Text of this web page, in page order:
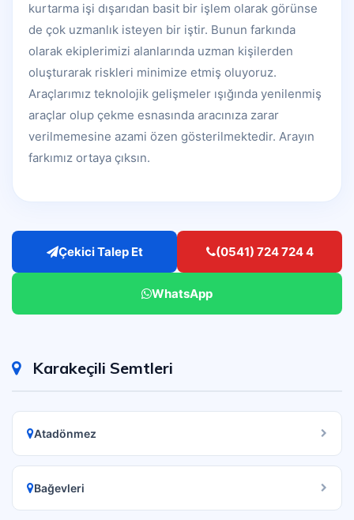
kurtarma işi dışarıdan basit bir işlem olarak görünse
de çok uzmanlık isteyen bir iştir. Bunun farkında
olarak ekiplerimizi alanlarında uzman kişilerden
oluşturarak riskleri minimize etmiş oluyoruz.
Araçlarımız teknolojik gelişmeler ışığında yenilenmiş
araçlar olup çekme esnasında aracınıza zarar
verilmemesine azami özen gösterilmektedir. Arayın
farkımız ortaya çıksın.
Çekici Talep Et (0541) 724 724 4
WhatsApp
Karakeçili Semtleri
Atadönmez
Bağevleri